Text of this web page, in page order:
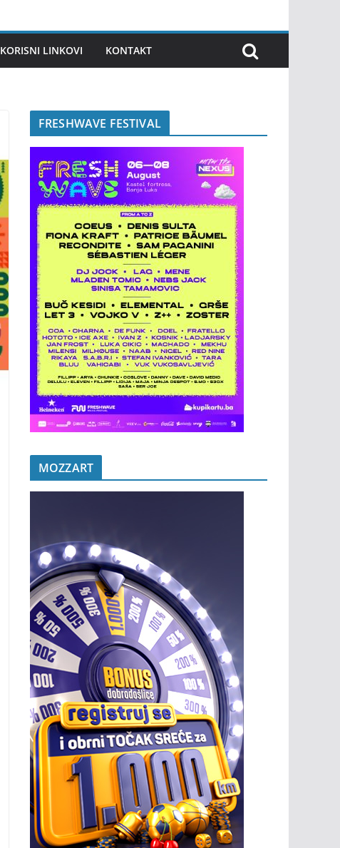
KORISNI LINKOVI KONTAKT
FRESHWAVE FESTIVAL
MOZZART